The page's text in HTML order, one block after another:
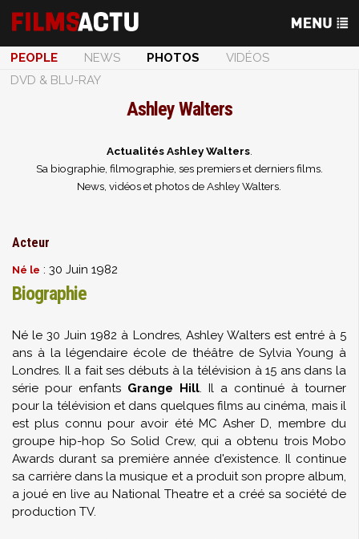
PEOPLE NEWS PHOTOS
VIDÉOS
DVD & BLU-RAY
Ashley Walters
Actualités Ashley Walters.
Sa biographie, filmographie, ses premiers et derniers films.
News, vidéos et photos de Ashley Walters.
Acteur
Né le : 30 Juin 1982
Biographie
Né le 30 Juin 1982 à Londres, Ashley Walters est entré à 5
ans à la légendaire école de théâtre de Sylvia Young à
Londres. Il a fait ses débuts à la télévision à 15 ans dans la
série pour enfants Grange Hill. Il a continué à tourner
pour la télévision et dans quelques films au cinéma, mais il
est plus connu pour avoir été MC Asher D, membre du
groupe hip-hop So Solid Crew, qui a obtenu trois Mobo
Awards durant sa première année d'existence. Il continue
sa carrière dans la musique et a produit son propre album,
a joué en live au National Theatre et a créé sa société de
production TV.